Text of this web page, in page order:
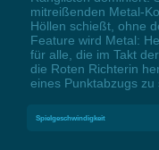
mitreißenden Metal-
Höllen schießt, ohne
Feature wird Metal:
für alle, die im Takt
die Roten Richterin
eines Punktabzugs zu
Spielgeschwindigkeit